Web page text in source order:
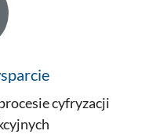
cyfryzacji